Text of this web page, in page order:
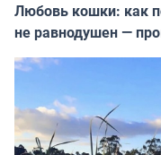
Любовь кошки: как
не равнодушен —